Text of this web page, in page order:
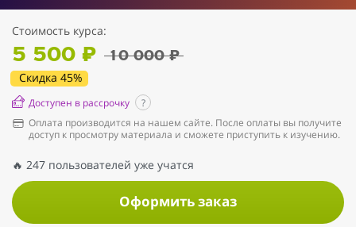
Стоимость курса:
5 500 ₽ 10 000 ₽
Скидка 45%
Доступен в рассрочку
?
Оплата производится на нашем сайте. После оплаты вы получите
доступ к просмотру материала и сможете приступить к изучению.
🔥 247 пользователей уже учатся
Оформить заказ